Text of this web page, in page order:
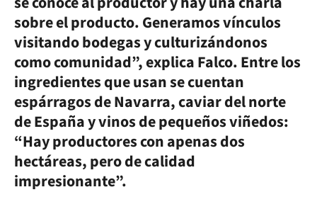
sobre el producto. Generamos vínculos
visitando bodegas y culturizándonos
como comunidad”, explica Falco. Entre los
ingredientes que usan se cuentan
espárragos de Navarra, caviar del norte
de España y vinos de pequeños viñedos:
“Hay productores con apenas dos
hectáreas, pero de calidad
impresionante”.